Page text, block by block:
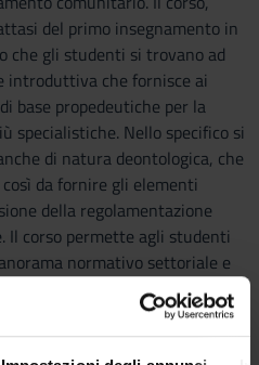
del primo insegnamento in
che gli studenti si trovano ad
introduttiva che fornisce ai
base propedeutiche per la
specialistiche. Nello specifico si
di natura deontologica, che
da fornire gli elementi
della regolamentazione
Il corso permette agli studenti
normativo settoriale e
di espressione ed il diritto di